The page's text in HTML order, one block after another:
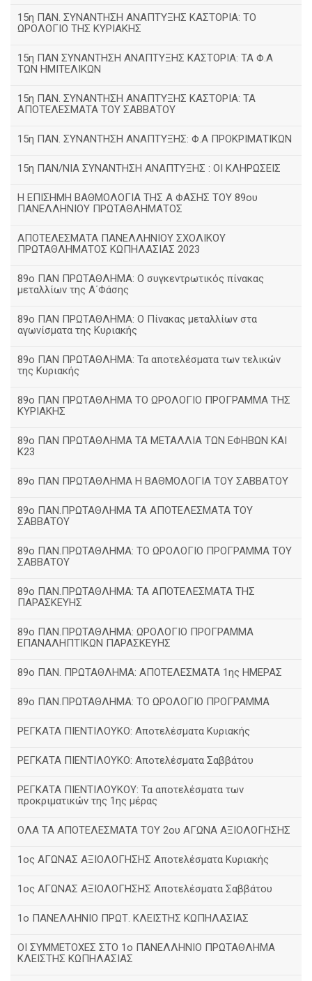
15η ΠΑΝ. ΣΥΝΑΝΤΗΣΗ ΑΝΑΠΤΥΞΗΣ ΚΑΣΤΟΡΙΑ: ΤΟ
ΩΡΟΛΟΓΙΟ ΤΗΣ ΚΥΡΙΑΚΗΣ
15η ΠΑΝ ΣΥΝΑΝΤΗΣΗ ΑΝΑΠΤΥΞΗΣ ΚΑΣΤΟΡΙΑ: ΤΑ Φ.Α
ΤΩΝ ΗΜΙΤΕΛΙΚΩΝ
15η ΠΑΝ. ΣΥΝΑΝΤΗΣΗ ΑΝΑΠΤΥΞΗΣ ΚΑΣΤΟΡΙΑ: ΤΑ
ΑΠΟΤΕΛΕΣΜΑΤΑ ΤΟΥ ΣΑΒΒΑΤΟΥ
15η ΠΑΝ. ΣΥΝΑΝΤΗΣΗ ΑΝΑΠΤΥΞΗΣ: Φ.Α ΠΡΟΚΡΙΜΑΤΙΚΩΝ
15η ΠΑΝ/ΝΙΑ ΣΥΝΑΝΤΗΣΗ ΑΝΑΠΤΥΞΗΣ : ΟΙ ΚΛΗΡΩΣΕΙΣ
Η ΕΠΙΣΗΜΗ ΒΑΘΜΟΛΟΓΙΑ ΤΗΣ Α ΦΑΣΗΣ ΤΟΥ 89ου
ΠΑΝΕΛΛΗΝΙΟΥ ΠΡΩΤΑΘΛΗΜΑΤΟΣ
ΑΠΟΤΕΛΕΣΜΑΤΑ ΠΑΝΕΛΛΗΝΙΟΥ ΣΧΟΛΙΚΟΥ
ΠΡΩΤΑΘΛΗΜΑΤΟΣ ΚΩΠΗΛΑΣΙΑΣ 2023
89ο ΠΑΝ ΠΡΩΤΑΘΛΗΜΑ: Ο συγκεντρωτικός πίνακας
μεταλλίων της Α΄Φάσης
89ο ΠΑΝ ΠΡΩΤΑΘΛΗΜΑ: Ο Πίνακας μεταλλίων στα
αγωνίσματα της Κυριακής
89ο ΠΑΝ ΠΡΩΤΑΘΛΗΜΑ: Τα αποτελέσματα των τελικών
της Κυριακής
89ο ΠΑΝ ΠΡΩΤΑΘΛΗΜΑ ΤΟ ΩΡΟΛΟΓΙΟ ΠΡΟΓΡΑΜΜΑ ΤΗΣ
ΚΥΡΙΑΚΗΣ
89ο ΠΑΝ ΠΡΩΤΑΘΛΗΜΑ ΤΑ ΜΕΤΑΛΛΙΑ ΤΩΝ ΕΦΗΒΩΝ ΚΑΙ
Κ23
89ο ΠΑΝ ΠΡΩΤΑΘΛΗΜΑ Η ΒΑΘΜΟΛΟΓΙΑ ΤΟΥ ΣΑΒΒΑΤΟΥ
89ο ΠΑΝ.ΠΡΩΤΑΘΛΗΜΑ ΤΑ ΑΠΟΤΕΛΕΣΜΑΤΑ ΤΟΥ
ΣΑΒΒΑΤΟΥ
89ο ΠΑΝ.ΠΡΩΤΑΘΛΗΜΑ: ΤΟ ΩΡΟΛΟΓΙΟ ΠΡΟΓΡΑΜΜΑ ΤΟΥ
ΣΑΒΒΑΤΟΥ
89ο ΠΑΝ.ΠΡΩΤΑΘΛΗΜΑ: ΤΑ ΑΠΟΤΕΛΕΣΜΑΤΑ ΤΗΣ
ΠΑΡΑΣΚΕΥΗΣ
89ο ΠΑΝ.ΠΡΩΤΑΘΛΗΜΑ: ΩΡΟΛΟΓΙΟ ΠΡΟΓΡΑΜΜΑ
ΕΠΑΝΑΛΗΠΤΙΚΩΝ ΠΑΡΑΣΚΕΥΗΣ
89ο ΠΑΝ. ΠΡΩΤΑΘΛΗΜΑ: ΑΠΟΤΕΛΕΣΜΑΤΑ 1ης ΗΜΕΡΑΣ
89ο ΠΑΝ.ΠΡΩΤΑΘΛΗΜΑ: ΤΟ ΩΡΟΛΟΓΙΟ ΠΡΟΓΡΑΜΜΑ
ΡΕΓΚΑΤΑ ΠΙΕΝΤΙΛΟΥΚΟ: Αποτελέσματα Κυριακής
ΡΕΓΚΑΤΑ ΠΙΕΝΤΙΛΟΥΚΟ: Αποτελέσματα Σαββάτου
ΡΕΓΚΑΤΑ ΠΙΕΝΤΙΛΟΥΚΟΥ: Τα αποτελέσματα των
προκριματικών της 1ης μέρας
ΟΛΑ ΤΑ ΑΠΟΤΕΛΕΣΜΑΤΑ ΤΟΥ 2ου ΑΓΩΝΑ ΑΞΙΟΛΟΓΗΣΗΣ
1ος ΑΓΩΝΑΣ ΑΞΙΟΛΟΓΗΣΗΣ Αποτελέσματα Κυριακής
1ος ΑΓΩΝΑΣ ΑΞΙΟΛΟΓΗΣΗΣ Αποτελέσματα Σαββάτου
1ο ΠΑΝΕΛΛΗΝΙΟ ΠΡΩΤ. ΚΛΕΙΣΤΗΣ ΚΩΠΗΛΑΣΙΑΣ
ΟΙ ΣΥΜΜΕΤΟΧΕΣ ΣΤΟ 1ο ΠΑΝΕΛΛΗΝΙΟ ΠΡΩΤΑΘΛΗΜΑ
ΚΛΕΙΣΤΗΣ ΚΩΠΗΛΑΣΙΑΣ